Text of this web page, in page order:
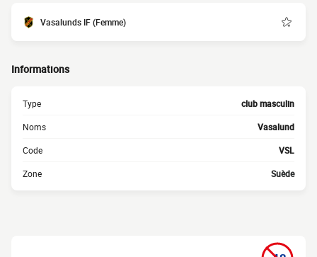
Vasalunds IF (Femme)
Informations
Type club masculin
Noms Vasalund
Code VSL
Zone Suède